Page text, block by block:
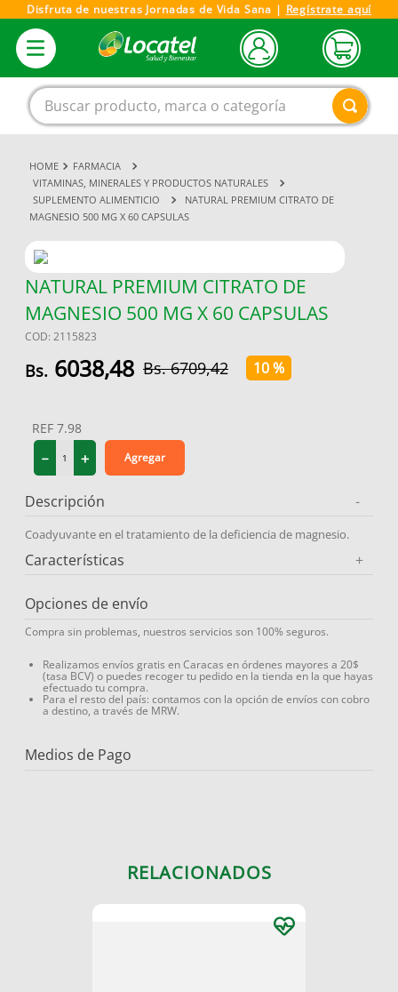
Disfruta de nuestras Jornadas de Vida Sana | Regístrate aquí
Buscar producto, marca o categoría
FARMACIA
VITAMINAS, MINERALES Y PRODUCTOS NATURALES
SUPLEMENTO ALIMENTICIO
NATURAL PREMIUM CITRATO DE
MAGNESIO 500 MG X 60 CAPSULAS
NATURAL PREMIUM CITRATO DE
MAGNESIO 500 MG X 60 CAPSULAS
COD: 2115823
6038,48 6709,42 10 %
REF 7.98
＋
－ Agregar
Descripción -
Coadyuvante en el tratamiento de la deficiencia de magnesio.
Características +
Opciones de envío
Compra sin problemas, nuestros servicios son 100% seguros.
Realizamos envíos gratis en Caracas en órdenes mayores a 20$
(tasa BCV) o puedes recoger tu pedido en la tienda en la que hayas
efectuado tu compra.
Para el resto del país: contamos con la opción de envíos con cobro
a destino, a través de MRW.
Medios de Pago
RELACIONADOS
1.
magnesio
.
omega 3
4 .
5.
vitamina
champu
medias compresión